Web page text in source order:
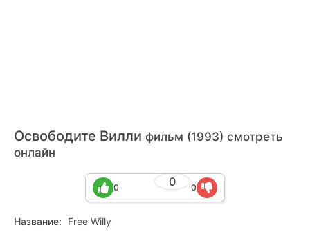
Освободите Вилли фильм (1993) смотреть
онлайн
0
0 0
Название: Free Willy